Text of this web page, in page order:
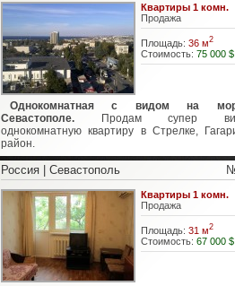
Квартиры 1 комн.
Продажа
Площадь: 36 м2
Стоимость: 75 000 $
Однокомнатная с видом на
Севастополе. Продам супер
однокомнатную квартиру в Стрелке,
район.
Россия | Севастополь
Квартиры 1 комн.
Продажа
Площадь: 31 м2
Стоимость: 67 000 $